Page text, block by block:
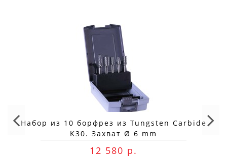
Набор из 10 борфрез из Tungsten Carbide
K30. Захват Ø 6 mm
12 580 р.